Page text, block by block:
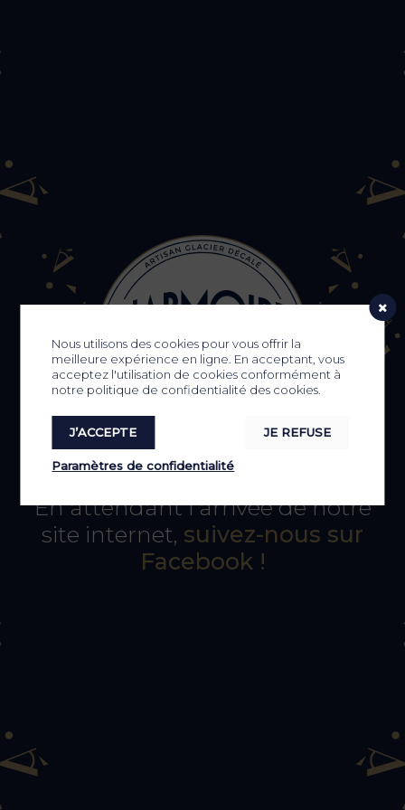
En attendant l'arrivée de notre
site internet, suivez-nous sur
Facebook !
Nous utilisons des cookies pour vous offrir la
meilleure expérience en ligne. En acceptant, vous
acceptez l'utilisation de cookies conformément à
notre politique de confidentialité des cookies.
J’ACCEPTE JE REFUSE
Paramètres de confidentialité